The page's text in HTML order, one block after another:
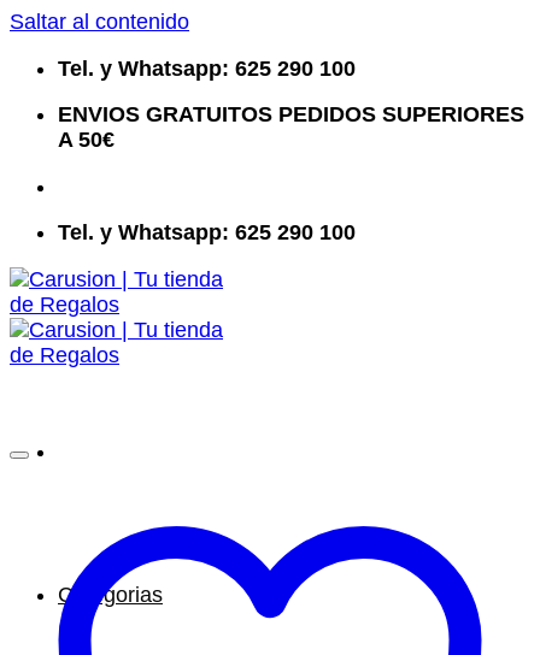
Saltar al contenido
Tel. y Whatsapp: 625 290 100
ENVIOS GRATUITOS PEDIDOS SUPERIORES
A 50€
Tel. y Whatsapp: 625 290 100
Categorias